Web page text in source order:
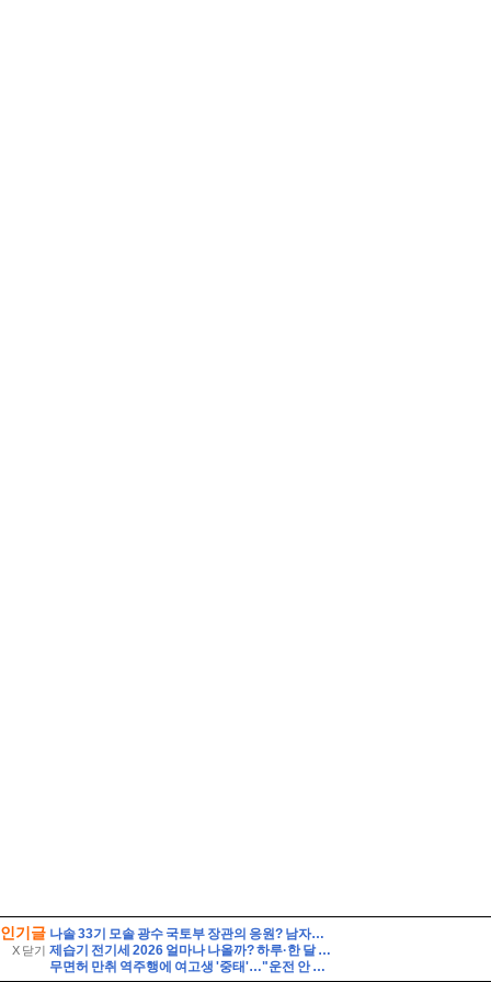
인기글
X 닫기
나솔 33기 모솔 광수 국토부 장관의 응원? 남자출연자 직업 나이 총정리
제습기 전기세 2026 얼마나 나올까? 하루·한 달 전기요금 계산법 총정리
무면허 만취 역주행에 여고생 '중태'…"운전 안 했다" 거짓말 뒤집은 CCTV 입수